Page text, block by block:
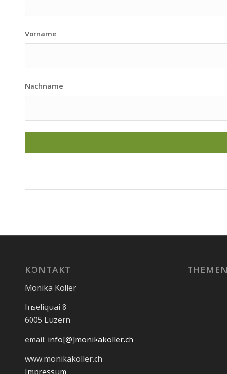
Vorname
Nachname
KONTAKT
Monika Koller
Inseliquai 8
6005 Luzern
email: info[@]monikakoller.ch
www.monikakoller.ch
Impressum
THEMEN